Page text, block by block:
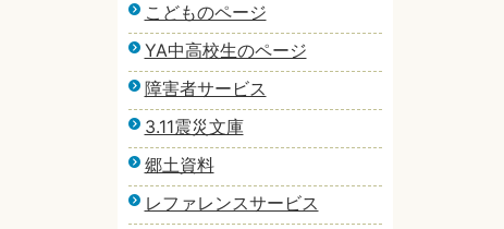
こどものページ
YA中高校生のページ
障害者サービス
3.11震災文庫
郷土資料
レファレンスサービス